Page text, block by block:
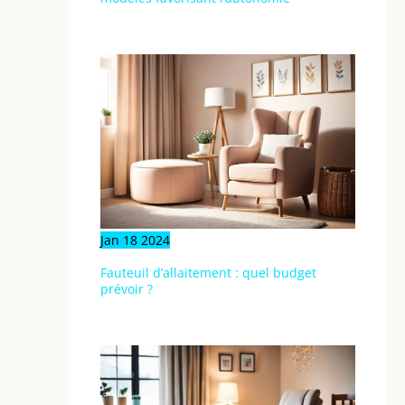
Jan 18 2024
Fauteuil d’allaitement : quel budget
prévoir ?